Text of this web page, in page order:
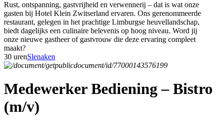
Rust, ontspanning, gastvrijheid en verwennerij – dat is wat onze
gasten bij Hotel Klein Zwitserland ervaren. Ons gerenommeerde
restaurant, gelegen in het prachtige Limburgse heuvellandschap,
biedt dagelijks een culinaire belevenis op hoog niveau. Word jij
onze nieuwe gastheer of gastvrouw die deze ervaring compleet
maakt?
30 urenSlenaken
Medewerker Bediening – Bistro
(m/v)